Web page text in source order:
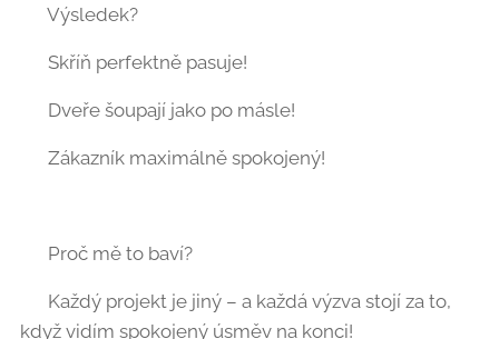
🔥 Výsledek?
✔️ Skříň perfektně pasuje!
✔️ Dveře šoupají jako po másle!
✔️ Zákazník maximálně spokojený! 😊
🎯 Proč mě to baví?
👉 Každý projekt je jiný – a každá výzva stojí za to,
když vidím spokojený úsměv na konci!